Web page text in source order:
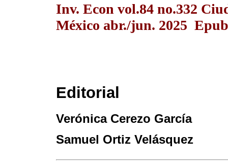
Inv. Econ vol.84 no.332
México abr./jun. 2025
Editorial
Verónica Cerezo García
Samuel Ortiz Velásquez